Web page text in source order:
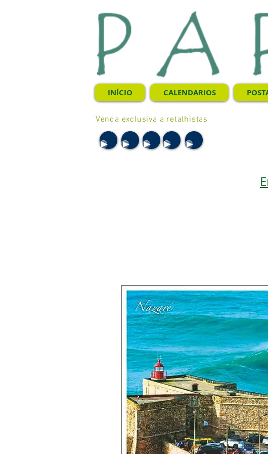
INÍCIO CALENDARIOS
Venda exclusiva a retalhistas